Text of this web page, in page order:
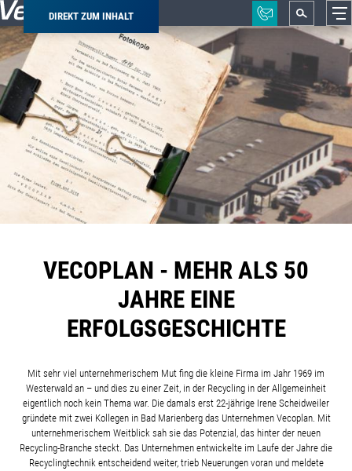
DIREKT ZUM INHALT
Pfadnavigation
VECOPLAN - MEHR ALS 50
JAHRE EINE
ERFOLGSGESCHICHTE
Mit sehr viel unternehmerischem Mut fing die kleine Firma im Jahr 1969 im
Westerwald an – und dies zu einer Zeit, in der Recycling in der Allgemeinheit
eigentlich noch kein Thema war. Die damals erst 22-jährige Irene Scheidweiler
gründete mit zwei Kollegen in Bad Marienberg das Unternehmen Vecoplan. Mit
unternehmerischem Weitblick sah sie das Potenzial, das hinter der neuen
Recycling-Branche steckt. Das Unternehmen entwickelte im Laufe der Jahre die
Recyclingtechnik entscheidend weiter, trieb Neuerungen voran und meldete